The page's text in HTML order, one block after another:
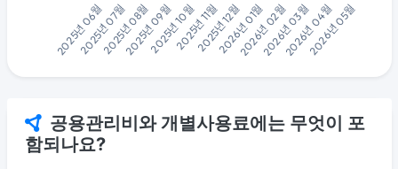
공용관리비와 개별사용료에는 무엇이 포
함되나요?